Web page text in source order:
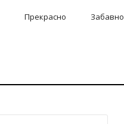
Прекрасно Забавно